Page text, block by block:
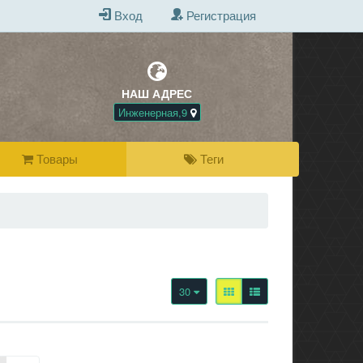
Вход Регистрация
НАШ АДРЕС
Инженерная,9
Товары Теги
30